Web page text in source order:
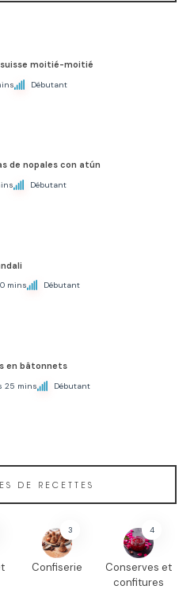
suisse moitié-moitié
Débutant
de nopales con atún
Débutant
mins Débutant
en bâtonnets
25 mins Débutant
DE RECETTES
3
Confiserie
4
Conserves et
confitures